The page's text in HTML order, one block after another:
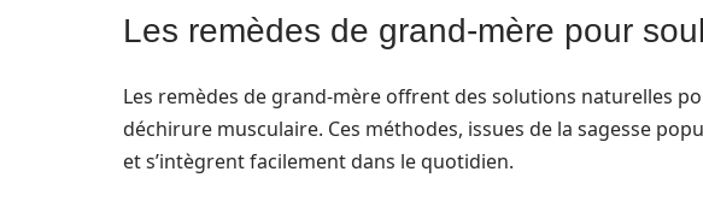
Les remèdes de grand-mère pour
Les remèdes de grand-mère offrent des solutions naturelles
déchirure musculaire. Ces méthodes, issues de la sagesse
et s’intègrent facilement dans le quotidien.